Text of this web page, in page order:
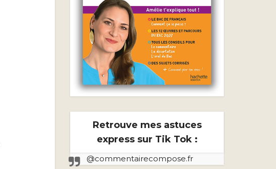
Retrouve mes astuces
express sur Tik Tok :
@commentairecompose.fr